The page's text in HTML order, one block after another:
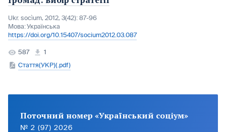
Ukr. socìum, 2012, 3(42): 87-96
Мова:Українська
https://doi.org/10.15407/socium2012.03.087
587
1
Стаття(УКР)(.pdf)
Поточний номер «Український соціум»
№ 2 (97) 2026